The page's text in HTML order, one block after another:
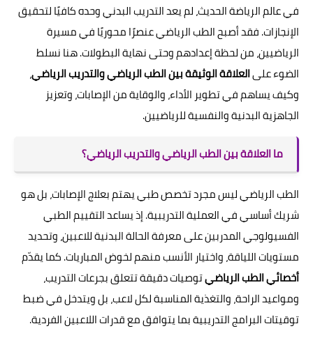
في عالم الرياضة الحديث، لم يعد التدريب البدني وحده كافيًا لتحقيق
الإنجازات. فقد أصبح الطب الرياضي عنصرًا محوريًا في مسيرة
الرياضيين، من لحظة إعدادهم وحتى نهاية البطولات. هنا نسلط
الضوء علىالعلاقة الوثيقة بين الطب الرياضي والتدريب الرياضي،
وكيف يساهم في تطوير الأداء، والوقاية من الإصابات، وتعزيز
الجاهزية البدنية والنفسية للرياضيين.
ما العلاقة بين الطب الرياضي والتدريب الرياضي؟
الطب الرياضي ليس مجرد تخصص طبي يهتم بعلاج الإصابات، بل هو
شريك أساسي في العملية التدريبية. إذ يساعد التقييم الطبي
الفسيولوجي المدربين على معرفة الحالة البدنية للاعبين، وتحديد
مستويات اللياقة، واختيار الأنسب منهم لخوض المباريات. كما يقدّم
أخصائي الطب الرياضيتوصيات دقيقة تتعلق بجرعات التدريب،
ومواعيد الراحة، والتغذية المناسبة لكل لاعب، بل ويتدخل في ضبط
توقيتات البرامج التدريبية بما يتوافق مع قدرات اللاعبين الفردية.